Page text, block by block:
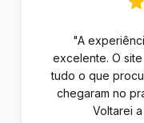
"A
excelente. O
tudo o que
chegaram no
Voltarei